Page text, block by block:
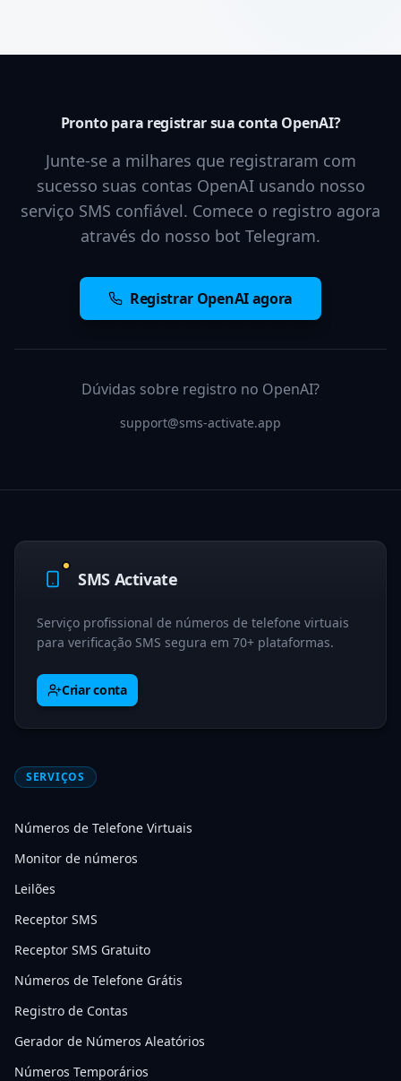
Pronto para registrar sua conta OpenAI?
Junte-se a milhares que registraram com
sucesso suas contas OpenAI usando nosso
serviço SMS confiável. Comece o registro agora
através do nosso bot Telegram.
Registrar OpenAI agora
Dúvidas sobre registro no OpenAI?
support@sms-activate.app
SMS Activate
Serviço profissional de números de telefone virtuais
para verificação SMS segura em 70+ plataformas.
Criar conta
SERVIÇOS
Números de Telefone Virtuais
Monitor de números
Leilões
Receptor SMS
Receptor SMS Gratuito
Números de Telefone Grátis
Registro de Contas
Gerador de Números Aleatórios
Números Temporários